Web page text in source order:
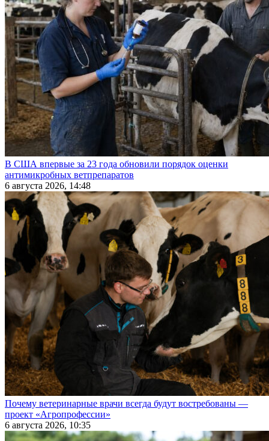
В США впервые за 23 года обновили порядок оценки
антимикробных ветпрепаратов
6 августа 2026, 14:48
Почему ветеринарные врачи всегда будут востребованы —
проект «Агропрофессии»
6 августа 2026, 10:35